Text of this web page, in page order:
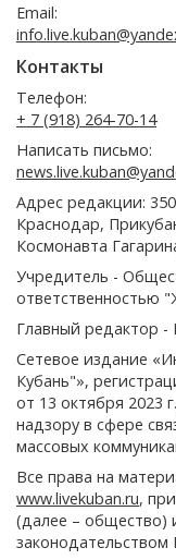
Email:
Контакты
Телефон:
+ 7 (918) 264-70-14
Написать письмо:
Адрес редакции:
Краснодар,
Космонавта
Учредитель -
ответственностью
Главный редактор -
Сетевое издание
Кубань"»,
от 13 октября 2023
надзору в сфере
массовых
Все права на
www.livekuban.ru,
(далее – общество)
законодательством